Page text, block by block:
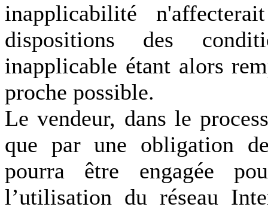
inapplicabilité
dispositions des
inapplicable étant alors
proche possible.
Le vendeur, dans le
que par une obligation
pourra être engagée
l’utilisation du réseau